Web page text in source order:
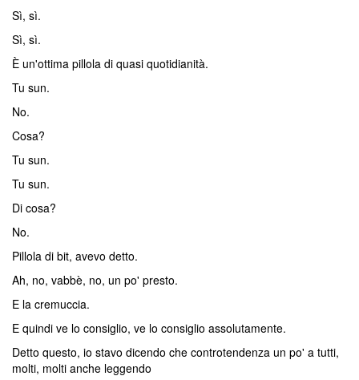
Sì, sì.
Sì, sì.
È un'ottima pillola di quasi quotidianità.
Tu sun.
No.
Cosa?
Tu sun.
Tu sun.
Di cosa?
No.
Pillola di bit, avevo detto.
Ah, no, vabbè, no, un po' presto.
E la cremuccia.
E quindi ve lo consiglio, ve lo consiglio assolutamente.
Detto questo, io stavo dicendo che controtendenza un po' a tutti,
molti, molti anche leggendo